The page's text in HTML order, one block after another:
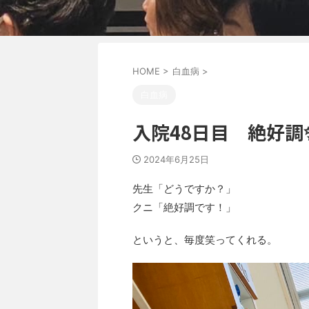
HOME > 白血病 >
入院48日目 絶好調
2024年6月25日
先生「どうですか？」
クニ「絶好調です！」
というと、毎度笑ってくれる。